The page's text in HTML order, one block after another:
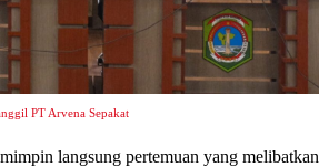
PT Arvena Sepakat
langsung pertemuan yang melibatkan